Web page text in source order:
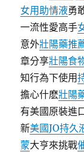
女用助情液勇
一流性愛高手
意外壯陽藥推
章分享壯陽食
知行為下使用
擔心什麽壯陽
有美國原裝進
新美國JO持久
蒙大亨來挑戰